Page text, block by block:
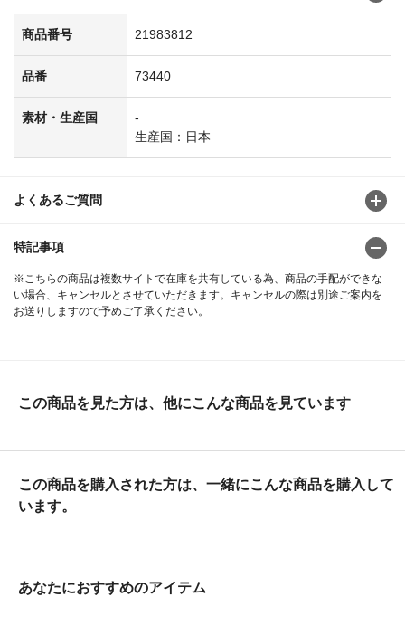
商品番号 21983812
品番 73440
素材・生産国
-
生産国：日本
よくあるご質問
特記事項
※こちらの商品は複数サイトで在庫を共有している為、商品の手配ができな
い場合、キャンセルとさせていただきます。キャンセルの際は別途ご案内を
お送りしますので予めご了承ください。
この商品を見た方は、他にこんな商品を見ています
この商品を購入された方は、一緒にこんな商品を購入して
います。
あなたにおすすめのアイテム